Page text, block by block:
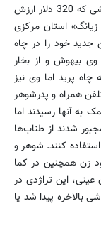
گوشی را به چاه انداخت و 6 نفر برای یافتن این گوشی که 320 دلار ارزش
استان مرکزی
خود را در چاه
بیهوش و از بخار
پرید اما وی نیز
همراه و پدرشوهر
برای کمک به آنها رسیدند اما
شدند از طناب‌ها
کنند. شوهر و
زن همچنین در کما
عینی، این تراژدی در
بالاخره پیدا شد یا